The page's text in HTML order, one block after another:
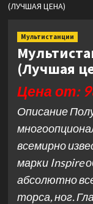
(ЛУЧШАЯ ЦЕНА)
Мультистанции
(Лучшая
Цена от:
Описание
всемирно
марки Inspire
абсолютно
торса, ног.